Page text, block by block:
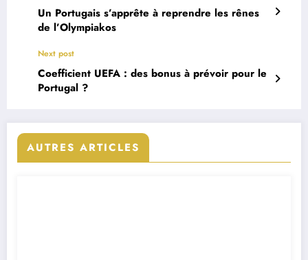
Un Portugais s’apprête à reprendre les rênes
de l’Olympiakos
Next post
Coefficient UEFA : des bonus à prévoir pour le
Portugal ?
AUTRES ARTICLES